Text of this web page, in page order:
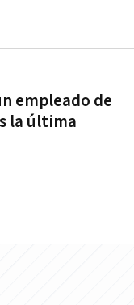
empleado de
la última